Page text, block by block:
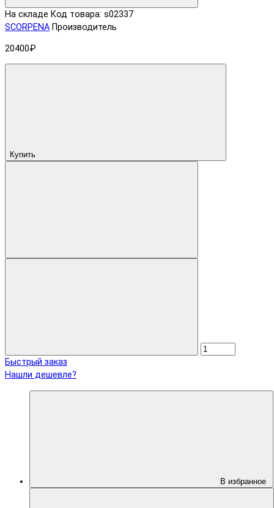
На складе Код товара: s02337
SCORPENA Производитель
20400₽
Купить
Быстрый заказ
Нашли дешевле?
В избранное